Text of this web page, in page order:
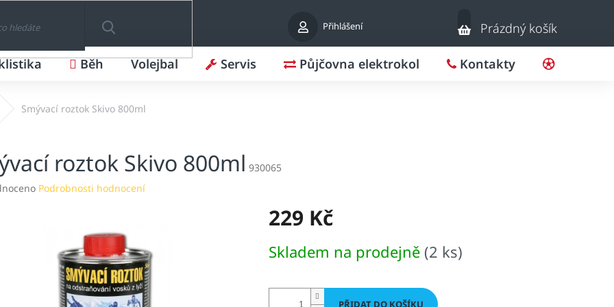
Přihlášení
HLEDAT
Nákupní
košík
Prázdný košík
Běh Volejbal Servis Půjčovna elektrokol Kontakty
Smývací roztok Skivo 800ml
roztok Skivo 800ml 930065
Podrobnosti hodnocení
229 Kč
cena:
Skladem na prodejně (2 ks)